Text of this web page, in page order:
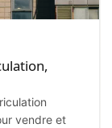
vendre et